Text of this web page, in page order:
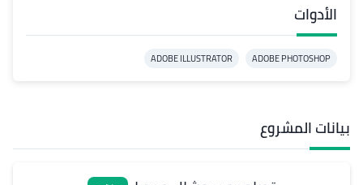
الأدوات
ADOBE PHOTOSHOP
ADOBE ILLUSTRATOR
بيانات المشروع